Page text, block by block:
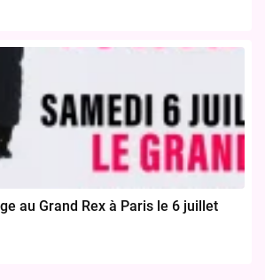
au Grand Rex à Paris le 6 juillet